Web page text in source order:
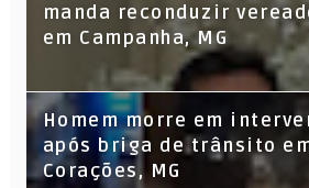
manda reconduzir
em Campanha, MG
Homem morre em
após briga de trânsito
Corações, MG